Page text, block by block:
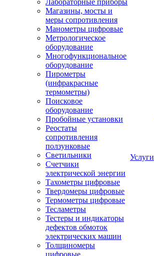
Лабораторные приборы
Магазины, мосты и
меры сопротивления
Манометры цифровые
Метрологическое
оборудование
Многофункциональное
оборудование
Пирометры
(инфракрасные
термометры)
Поисковое
оборудование
Пробойные установки
Реостаты
сопротивления
ползунковые
Светильники
Счетчики
электрической энергии
Тахометры цифровые
Твердомеры цифровые
Термометры цифровые
Тесламетры
Тестеры и индикаторы
дефектов обмоток
электрических машин
Толщиномеры
цифровые
Услуги